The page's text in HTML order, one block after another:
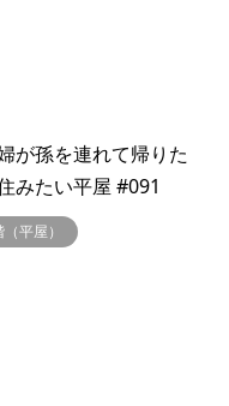
が孫を連れて帰りた
みたい平屋 #091
（平屋）